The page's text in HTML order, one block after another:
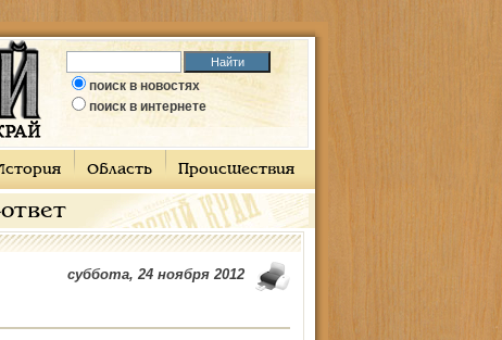
поиск в новостях
поиск в интернете
Область Происшествия
суббота, 24 ноября 2012